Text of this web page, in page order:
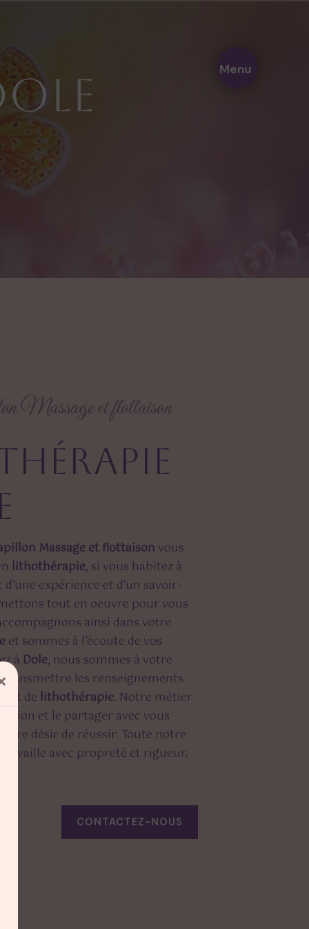
Menu
Massage et flottaison
Massage et flottaison vous
lithothérapie, si vous habitez à
expérience et d’un savoir-
tout en oeuvre pour vous
ainsi dans votre
et sommes à l’écoute de vos
à Dole, nous sommes à votre
les renseignements
de lithothérapie. Notre métier
et le partager avec vous
désir de réussir. Toute notre
avec propreté et rigueur.
CONTACTEZ-NOUS